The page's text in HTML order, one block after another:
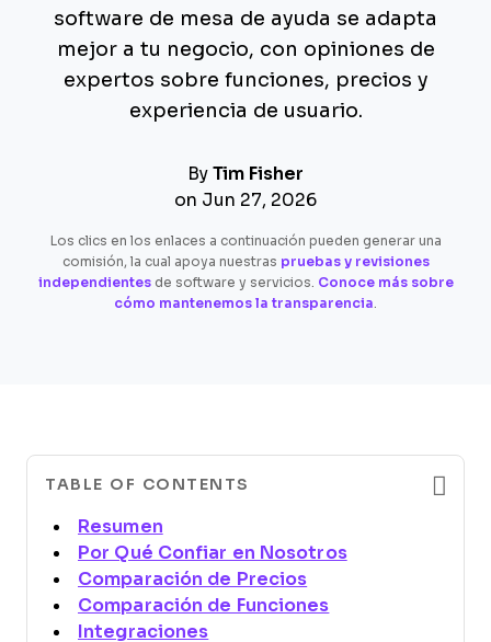
software de mesa de ayuda se adapta
mejor a tu negocio, con opiniones de
expertos sobre funciones, precios y
experiencia de usuario.
By Tim Fisher
on Jun 27, 2026
Los clics en los enlaces a continuación pueden generar una
comisión, la cual apoya nuestras pruebas y revisiones
independientesde software y servicios. Conoce más sobre
cómo mantenemos la transparencia.
TABLE OF CONTENTS
Resumen
Por Qué Confiar en Nosotros
Comparación de Precios
Comparación de Funciones
Integraciones